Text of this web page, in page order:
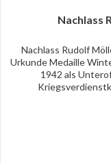
Nachlass
Nachlass Rudolf
Urkunde Medaille
1942 als